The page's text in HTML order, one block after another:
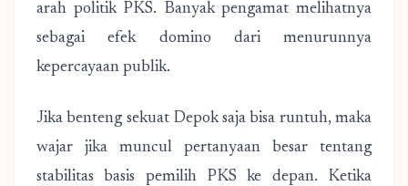
arah politik PKS. Banyak pengamat melihatnya
sebagai efek domino dari menurunnya
kepercayaan publik.
Jika benteng sekuat Depok saja bisa runtuh, maka
wajar jika muncul pertanyaan besar tentang
stabilitas basis pemilih PKS ke depan. Ketika